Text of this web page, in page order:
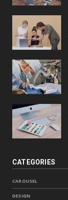
CATEGORIES
CAROUSEL
DESIGN